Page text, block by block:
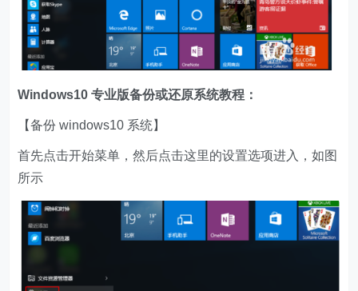
Windows10 专业版备份或还原系统教程：
【备份 windows10 系统】
首先点击开始菜单，然后点击这里的设置选项进入，如图
所示